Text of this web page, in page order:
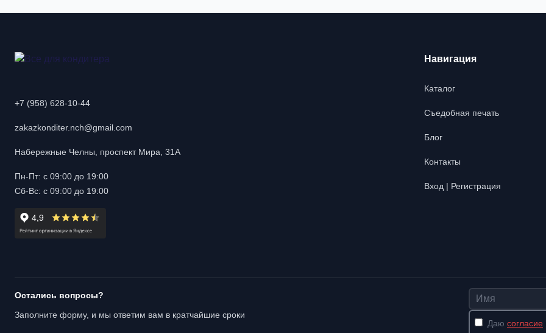
+7 (958) 628-10-44
zakazkonditer.nch@gmail.com
Набережные Челны, проспект Мира, 31А
Пн-Пт: с 09:00 до 19:00
Сб-Вс: с 09:00 до 19:00
Навигация
Каталог
Съедобная печать
Блог
Контакты
Вход | Регистрация
Остались вопросы?
Заполните форму, и мы ответим вам в кратчайшие сроки
Имя
Даю согласие